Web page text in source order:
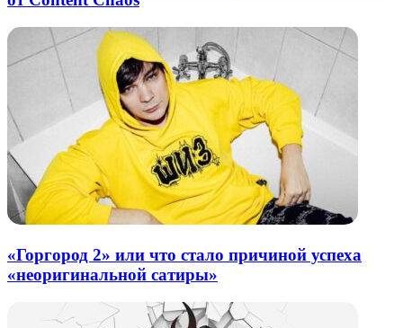
«Горгород 2» или что стало причиной успеха
«неоригинальной сатиры»